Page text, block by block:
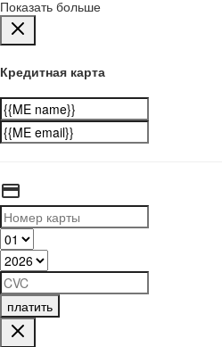
Показать больше
Кредитная карта
платить